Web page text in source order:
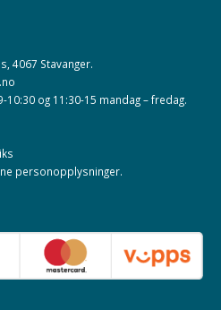
4067 Stavanger.
og 11:30-15 mandag – fredag.
personopplysninger.